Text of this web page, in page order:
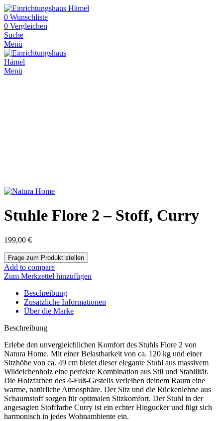
0 Wunschliste
0 Vergleichen
Suche
Menü
Menü
Stuhle Flore 2 – Stoff, Curry
199,00 €
Add to compare
Zum Merkzettel hinzufügen
Beschreibung
Zusätzliche Informationen
Über die Marke
Beschreibung
Erlebe den unvergleichlichen Komfort des Stuhls Flore 2 von
Natura Home. Mit einer Belastbarkeit von ca. 120 kg und einer
Sitzhöhe von ca. 49 cm bietet dieser elegante Stuhl aus massivem
Wildeichenholz eine perfekte Kombination aus Stil und Stabilität.
Die Holzfarben des 4-Fuß-Gestells verleihen deinem Raum eine
warme, natürliche Atmosphäre. Der Sitz und die Rückenlehne aus
Schaumstoff sorgen für optimalen Sitzkomfort. Der Stuhl in der
angesagten Stofffarbe Curry ist ein echter Hingucker und fügt sich
harmonisch in jedes Wohnambiente ein.